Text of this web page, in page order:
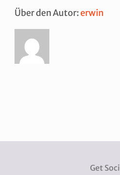
Über den Autor: erwin
Get